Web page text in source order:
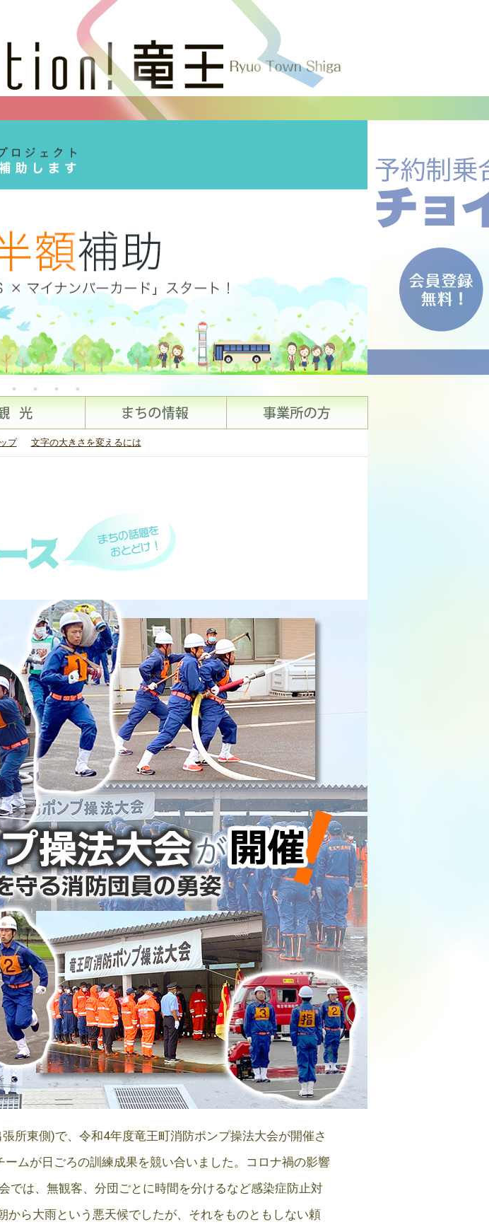
プ 文字の大きさを変えるには
所東側)で、令和4年度竜王町消防ポンプ操法大会が開催さ
ムが日ごろの訓練成果を競い合いました。コロナ禍の影響
では、無観客、分団ごとに時間を分けるなど感染症防止対
ら大雨という悪天候でしたが、それをものともしない頼